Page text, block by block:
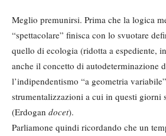
Meglio premunirsi. Prima che la logica
“spettacolare” finisca con lo svuotare
quello di ecologia (ridotta a espediente,
anche il concetto di autodeterminazione
l’indipendentismo “a geometria
strumentalizzazioni a cui in questi giorni
(Erdogan docet).
Parliamone quindi ricordando che un